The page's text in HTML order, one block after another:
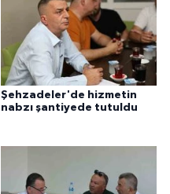
Şehzadeler'de hizmetin
nabzı şantiyede tutuldu